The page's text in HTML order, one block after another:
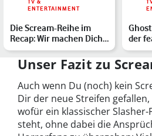
TV &
ENTERTAINMENT
Die Scream-Reihe im
Recap: Wir machen Dich
bereit für den fünften…
der
Unser Fazit zu
Auch wenn Du (noch) kein
Dir der neue Streifen
wofür ein klassischer
steht, ohne dabei die